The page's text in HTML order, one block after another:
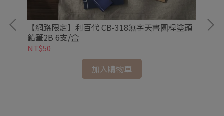
【網路限定】利百代 CB-318無字天書圓桿塗頭
鉛筆2B 6支/盒
NT$50
加入購物車